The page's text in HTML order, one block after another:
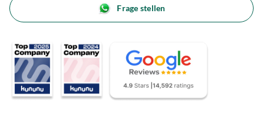
Frage stellen